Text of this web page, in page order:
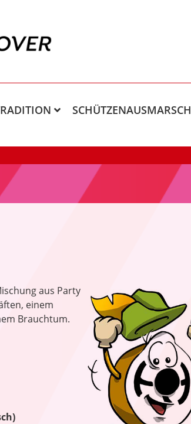
SCHÜTZENAUSMARSCH
aus Party
einem
Brauchtum.